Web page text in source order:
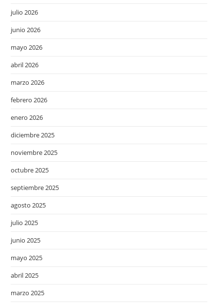
julio 2026
junio 2026
mayo 2026
abril 2026
marzo 2026
febrero 2026
enero 2026
diciembre 2025
noviembre 2025
octubre 2025
septiembre 2025
agosto 2025
julio 2025
junio 2025
mayo 2025
abril 2025
marzo 2025